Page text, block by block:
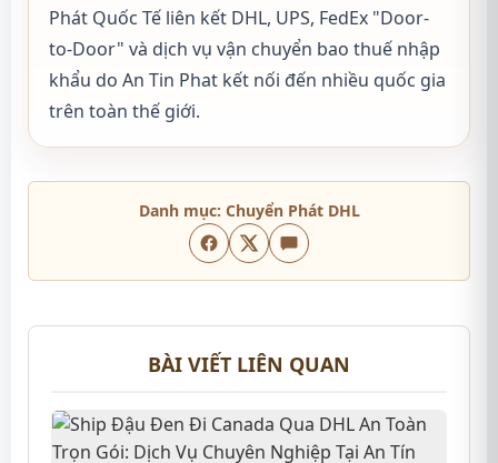
Phát Quốc Tế liên kết DHL, UPS, FedEx "Door-
to-Door" và dịch vụ vận chuyển bao thuế nhập
khẩu do An Tin Phat kết nối đến nhiều quốc gia
trên toàn thế giới.
Danh mục: Chuyển Phát DHL
BÀI VIẾT LIÊN QUAN